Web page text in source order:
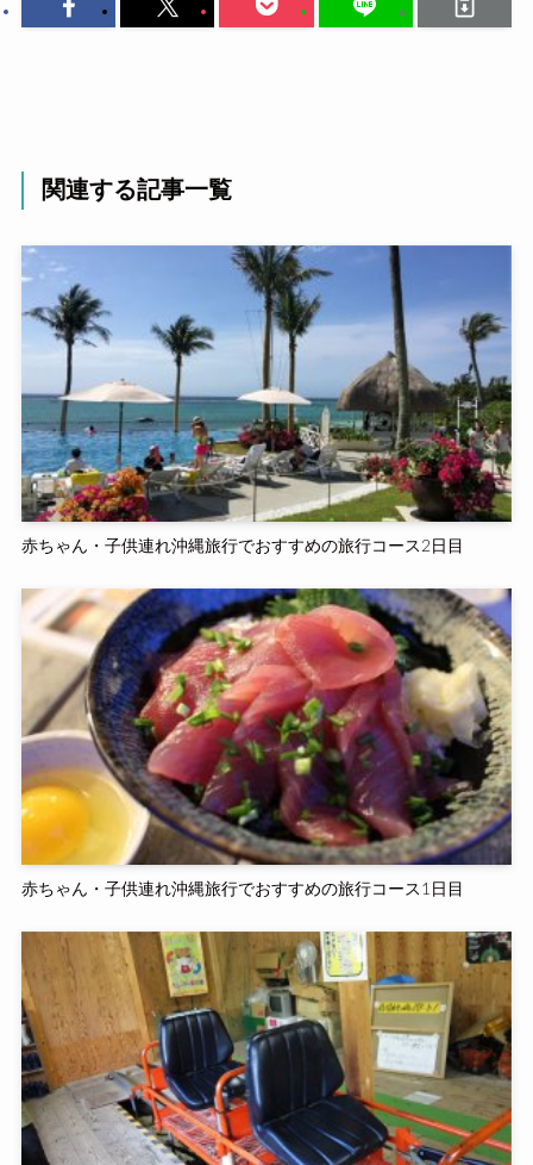
関連する記事一覧
赤ちゃん・子供連れ沖縄旅行でおすすめの旅行コース2日目
赤ちゃん・子供連れ沖縄旅行でおすすめの旅行コース1日目